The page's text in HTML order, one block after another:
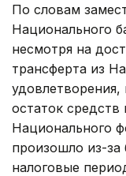
По словам
Национального
несмотря на
трансферта из
остаток средств
Национального
произошло из-за
налоговые